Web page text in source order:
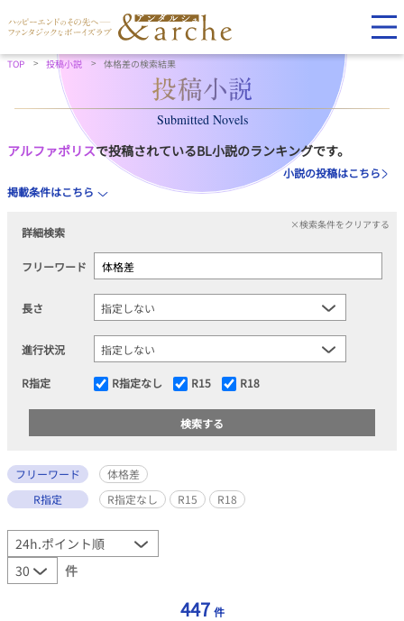
TOP 投稿小説 体格差の検索結果
Submitted Novels
アルファポリスで投稿されているBL小説のランキングです。
小説の投稿はこちら
掲載条件はこちら
詳細検索
×検索条件をクリアする
フリーワード
長さ
進行状況
R指定 R指定なし R15 R18
フリーワード
体格差
R指定
R指定なし R15 R18
件
447 件